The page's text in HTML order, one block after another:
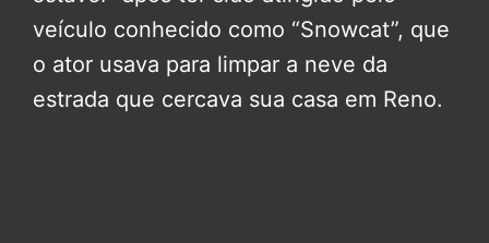
veículo conhecido como “Snowcat”, que
o ator usava para limpar a neve da
estrada que cercava sua casa em Reno.